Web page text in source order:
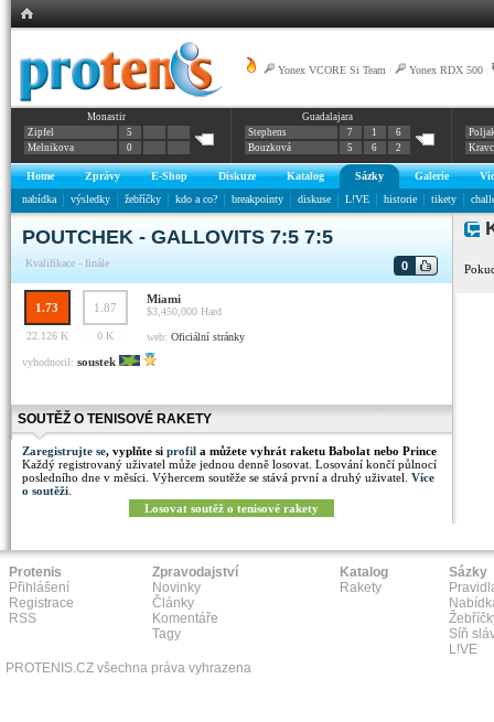
Yonex VCORE Si Team Yonex RDX 500
Monastir
Zipfel
5
Melnikova
0
Guadalajara
Stephens
7 1
6
Bouzková
5 6 2
Home Zprávy E-Shop Diskuze Katalog Sázky Galerie
nabídka
výsledky žebříčky kdo a co? breakpointy diskuse L!VE historie tikety
POUTCHEK - GALLOVITS 7:5 7:5
Kvalifikace - finále 0
1.73 1.87
Miami
$3,450,000 Hard
22.126 K
0 K web: Oficiální stránky
vyhodnotil: soustek
SOUTĚŽ O TENISOVÉ RAKETY
Zaregistrujte se, vyplňte si profil a můžete vyhrát raketu Babolat nebo Prince
Každý registrovaný uživatel může jednou denně losovat. Losování končí půlnocí
posledního dne v měsíci. Výhercem soutěže se stává první a druhý uživatel. Více
o soutěži
Losovat soutěž o tenisové rakety
Protenis
Přihlášení
Registrace
RSS
Zpravodajství
Novinky
Články
Komentáře
Tagy
Katalog
Rakety
Sázky
Síň
L!VE
PROTENIS.CZ všechna práva vyhrazena